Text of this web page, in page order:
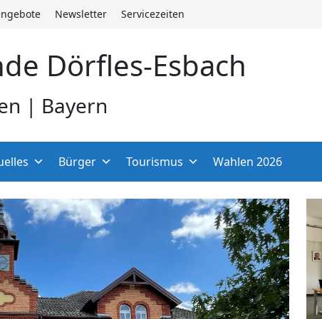
Newsletter Servicezeiten
Dörfles-Esbach
| Bayern
Bürger Tourismus Wahlen 2026